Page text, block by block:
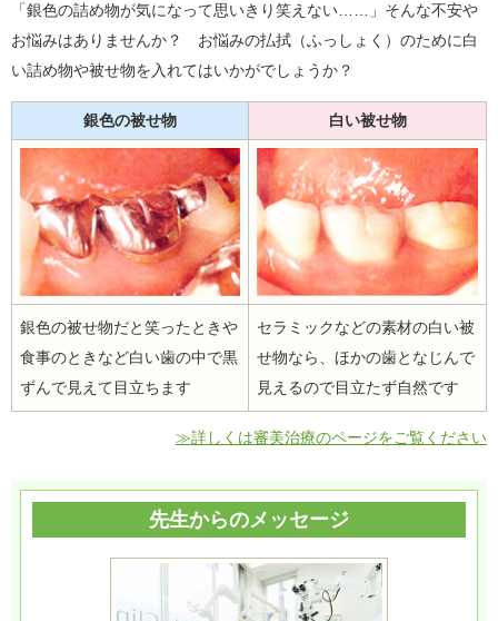
「銀色の詰め物が気になって思いきり笑えない……」そんな不安や
お悩みはありませんか？ お悩みの払拭（ふっしょく）のために白
い詰め物や被せ物を入れてはいかがでしょうか？
銀色の被せ物 白い被せ物
銀色の被せ物だと笑ったときや
食事のときなど白い歯の中で黒
ずんで見えて目立ちます
セラミックなどの素材の白い被
せ物なら、ほかの歯となじんで
見えるので目立たず自然です
≫詳しくは審美治療のページをご覧ください
先生からのメッセージ